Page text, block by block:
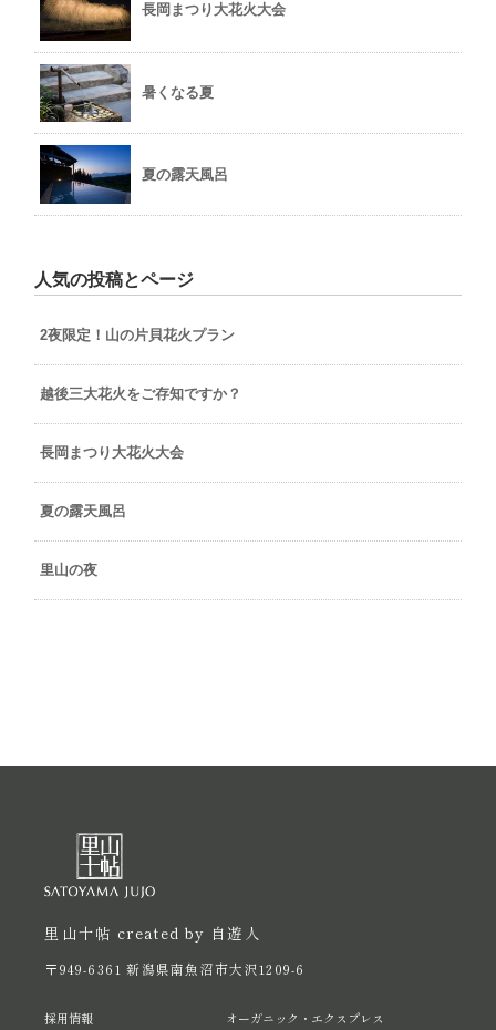
長岡まつり大花火大会
暑くなる夏
夏の露天風呂
人気の投稿とページ
2夜限定！山の片貝花火プラン
越後三大花火をご存知ですか？
長岡まつり大花火大会
夏の露天風呂
里山の夜
里山十帖 created by 自遊人
〒949-6361 新潟県南魚沼市大沢1209-6
採用情報 オーガニック・エクスプレス